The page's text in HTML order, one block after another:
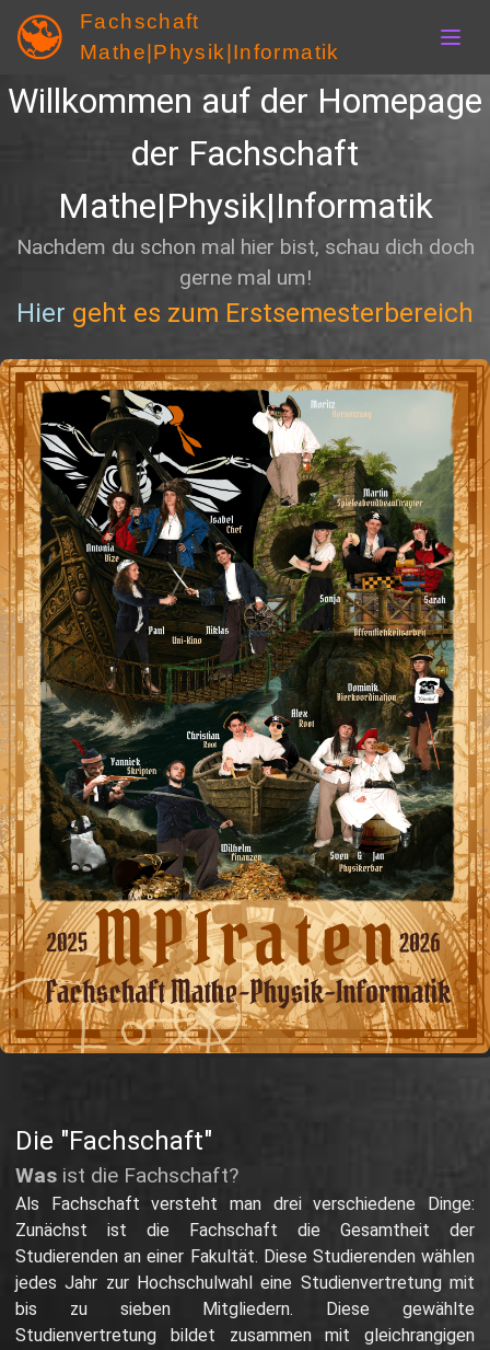
Fachschaft
Mathe|Physik|Informatik
Home
Vertreter
Sprechstunden
Erstis
Hochschulwa(h)l
NW2-Party
Willkommen auf der Homepage
der Fachschaft
Mathe|Physik|Informatik
Nachdem du schon mal hier bist, schau dich doch
gerne mal um!
Hier geht es zum Erstsemesterbereich
Die "Fachschaft"
Was ist die Fachschaft?
Als Fachschaft versteht man drei verschiedene Dinge:
Zunächst ist die Fachschaft die Gesamtheit der
Studierenden an einer Fakultät. Diese Studierenden wählen
jedes Jahr zur Hochschulwahl eine Studienvertretung mit
bis zu sieben Mitgliedern. Diese gewählte
Studienvertretung bildet zusammen mit gleichrangigen